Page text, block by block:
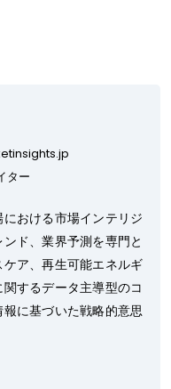
ター
おける市場インテリジ
ド、業界予測を専門と
ア、再生可能エネルギ
するデータ主導型のコ
に基づいた戦略的意思